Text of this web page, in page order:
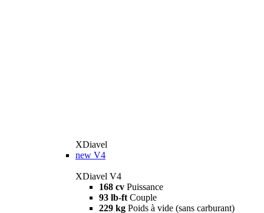
XDiavel
new V4
XDiavel V4
168 cv Puissance
93 lb-ft Couple
229 kg Poids à vide (sans carburant)